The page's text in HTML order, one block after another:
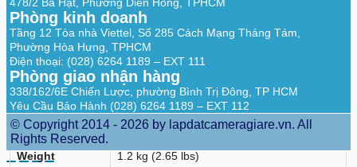
Package
dimensions (W
x D x H)
594 mm x 430 mm x 267 mm (23.39 in. x
16.93 in. x 10.51 in.)
Product
dimensions (W
x D x H)
202 mm x 108 mm x 28 mm (7.95 in. x 4.25
in. x 1.1 in.)
Shipping
weight
1.51 kg (3.33 lbs)
Weight 1.2 kg (2.65 lbs)
Phòng kinh doanh
Tầng 12 Tòa nhà Viettel, Số 285 Cách Mạng Tháng Tám,
Phường Hòa Hưng, TPHCM
Điện thoại: (028) 6264 1189 – EXT 111
Phòng giao nhận hàng
338/162/6E Chiến Lược, phường Bình Trị Đông, TP HCM
Yêu Cầu Bảo Hành (028) 6264 1189 – EXT 112
© Copyright 2014 - 2026 by lapdatcameragiare.vn. All
Rights Reserved.